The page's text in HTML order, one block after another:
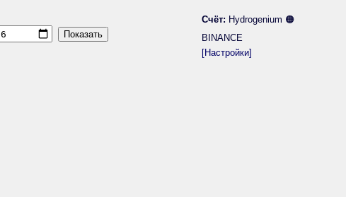
Счёт: Hydrogenium 🟠
BINANCE
[Настройки]